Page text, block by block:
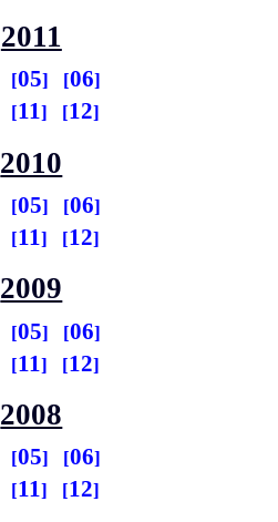
2011
05
06
11 12
2010
05
06
11 12
2009
05
06
11 12
2008
05
06
11 12